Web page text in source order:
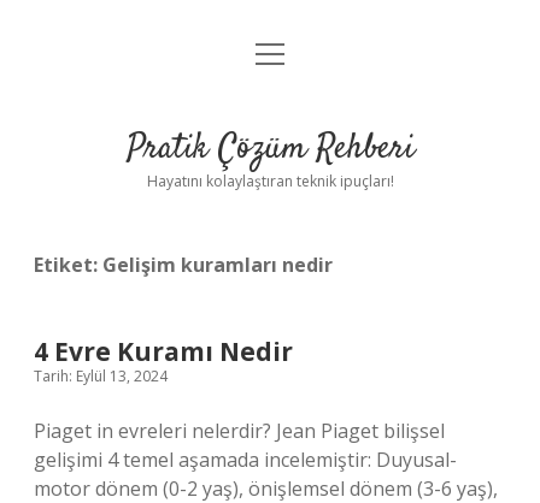
Anasayfa
Yasal Uyarı
menüyü
Pratik Çözüm Rehberi
Hayatını kolaylaştıran teknik ipuçları!
Etiket: Gelişim kuramları nedir
4 Evre Kuramı Nedir
Tarih: Eylül 13, 2024
Piaget in evreleri nelerdir? Jean Piaget bilişsel
gelişimi 4 temel aşamada incelemiştir: Duyusal-
motor dönem (0-2 yaş), önişlemsel dönem (3-6 yaş),